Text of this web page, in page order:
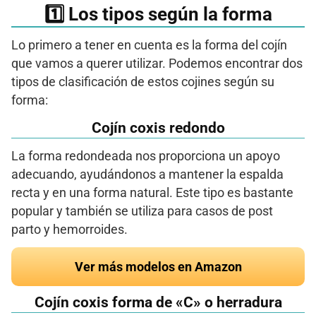
​1️⃣​ Los tipos según la forma
Lo primero a tener en cuenta es la forma del cojín
que vamos a querer utilizar. Podemos encontrar dos
tipos de clasificación de estos cojines según su
forma:
Cojín coxis redondo
La forma redondeada nos proporciona un apoyo
adecuando, ayudándonos a mantener la espalda
recta y en una forma natural. Este tipo es bastante
popular y también se utiliza para casos de post
parto y hemorroides.
Ver más modelos en Amazon
Cojín coxis forma de «C» o herradura